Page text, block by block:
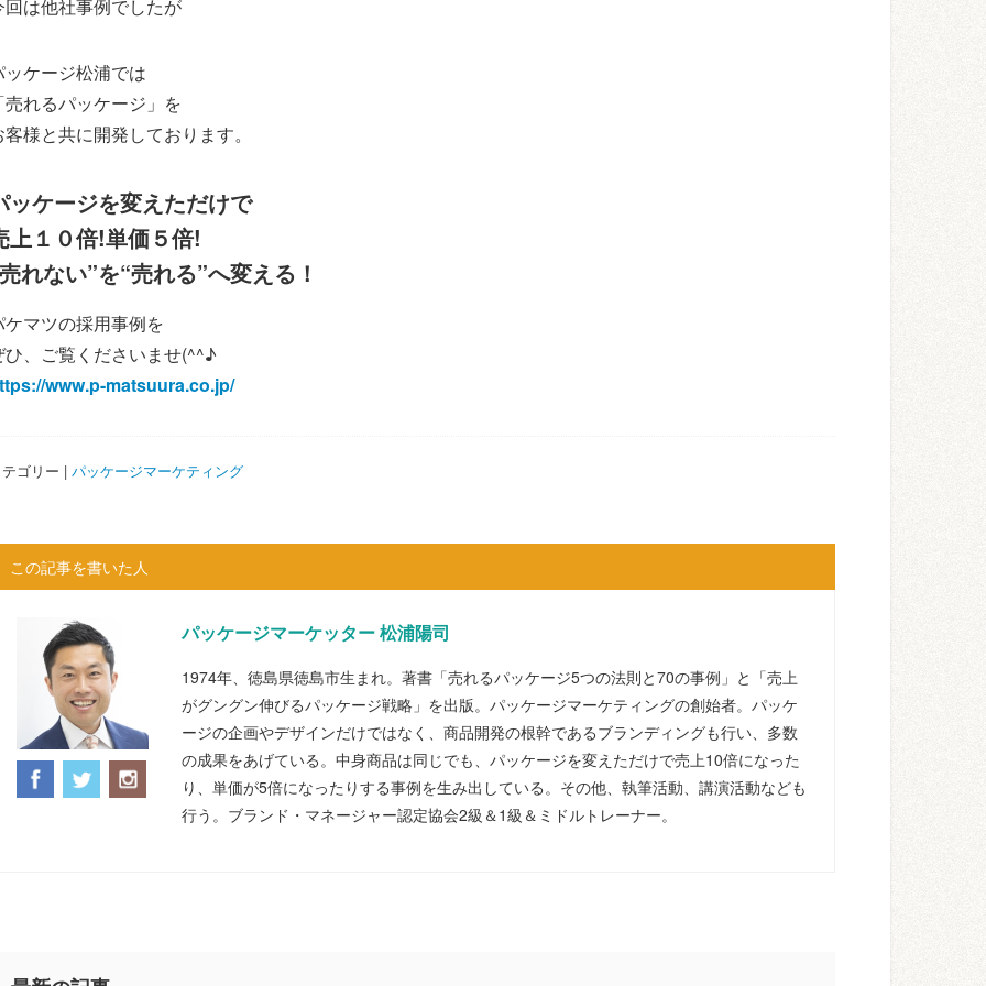
回は他社事例でしたが
ッケージ松浦では
売れるパッケージ」を
客様と共に開発しております。
ッケージを変えただけで
上１０倍!単価５倍!
れない”を“売れる”へ変える！
ケマツの採用事例を
ひ、ご覧くださいませ(^^♪
www.p-matsuura.co.jp/
ゴリー | パッケージマーケティング
この記事を書いた人
パッケージマーケッター 松浦陽司
1974年、徳島県徳島市生まれ。著書「売れるパッケージ5つの法則と70の事例」と「売上
がグングン伸びるパッケージ戦略」を出版。パッケージマーケティングの創始者。パッケ
ージの企画やデザインだけではなく、商品開発の根幹であるブランディングも行い、多数
の成果をあげている。中身商品は同じでも、パッケージを変えただけで売上10倍になった
り、単価が5倍になったりする事例を生み出している。その他、執筆活動、講演活動なども
行う。ブランド・マネージャー認定協会2級＆1級＆ミドルトレーナー。